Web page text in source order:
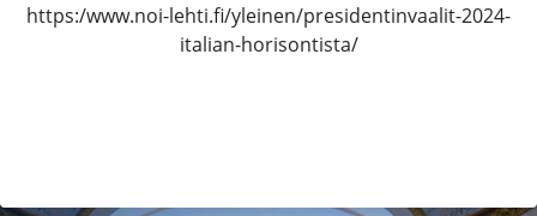
https:/www.noi-lehti.fi/yleinen/presidentinvaalit-2024-
italian-horisontista/